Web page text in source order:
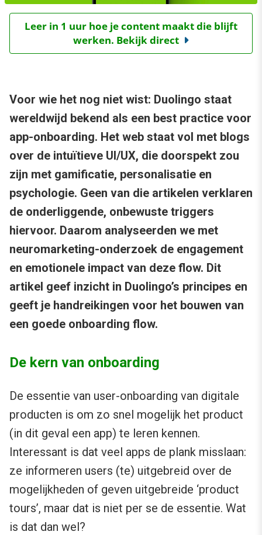
Leer in 1 uur hoe je content maakt die blijft
werken. Bekijk direct
Voor wie het nog niet wist: Duolingo staat
wereldwijd bekend als een best practice voor
app-onboarding. Het web staat vol met blogs
over de intuïtieve UI/UX, die doorspekt zou
zijn met gamificatie, personalisatie en
psychologie. Geen van die artikelen verklaren
de onderliggende, onbewuste triggers
hiervoor. Daarom analyseerden we met
neuromarketing-onderzoek de engagement
en emotionele impact van deze flow. Dit
artikel geef inzicht in Duolingo’s principes en
geeft je handreikingen voor het bouwen van
een goede onboarding flow.
De kern van onboarding
De essentie van user-onboarding van digitale
producten is om zo snel mogelijk het product
(in dit geval een app) te leren kennen.
Interessant is dat veel apps de plank misslaan:
ze informeren users (te) uitgebreid over de
mogelijkheden of geven uitgebreide ‘product
tours’, maar dat is niet per se de essentie. Wat
is dat dan wel?